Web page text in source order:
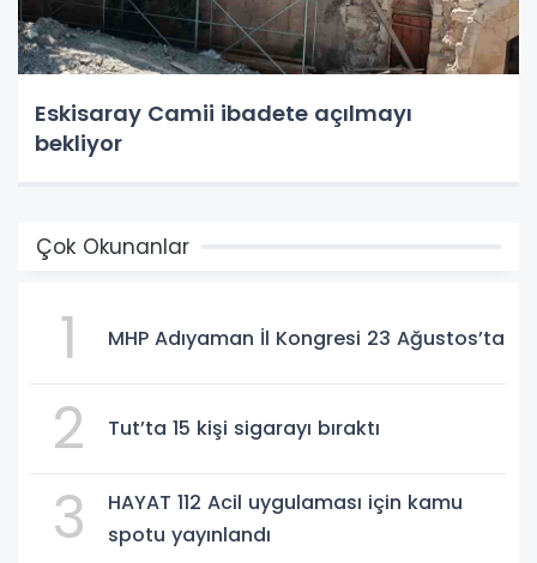
Eskisaray Camii ibadete açılmayı
bekliyor
Çok Okunanlar
1 MHP Adıyaman İl Kongresi 23 Ağustos’ta
2 Tut’ta 15 kişi sigarayı bıraktı
3
HAYAT 112 Acil uygulaması için kamu
spotu yayınlandı